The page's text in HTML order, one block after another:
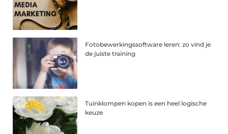
Fotobewerkingssoftware leren: zo vind je
de juiste training
Tuinklompen kopen is een heel logische
keuze